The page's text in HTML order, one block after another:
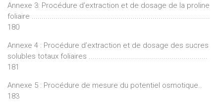
Annexe 3: Procédure d’extraction et de dosage de la proline
foliaire ..........................................................................................
180
Annexe 4 : Procédure d’extraction et de dosage des sucres
solubles totaux foliaires ............................................................
181
Annexe 5 : Procédure de mesure du potentiel osmotique..
183